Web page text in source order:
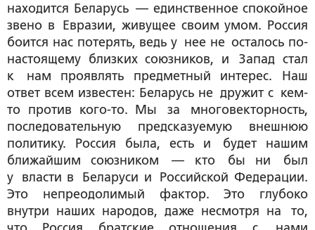
находится Беларусь — единственное спокойное
звено в Евразии, живущее своим умом. Россия
боится нас потерять, ведь у нее не осталось по-
настоящему близких союзников, и Запад стал
к нам проявлять предметный интерес. Наш
ответ всем известен: Беларусь не дружит с кем-
то против кого-то. Мы за многовекторность,
последовательную предсказуемую внешнюю
политику. Россия была, есть и будет нашим
ближайшим союзником — кто бы ни был
у власти в Беларуси и Российской Федерации.
Это непреодолимый фактор. Это глубоко
внутри наших народов, даже несмотря на то,